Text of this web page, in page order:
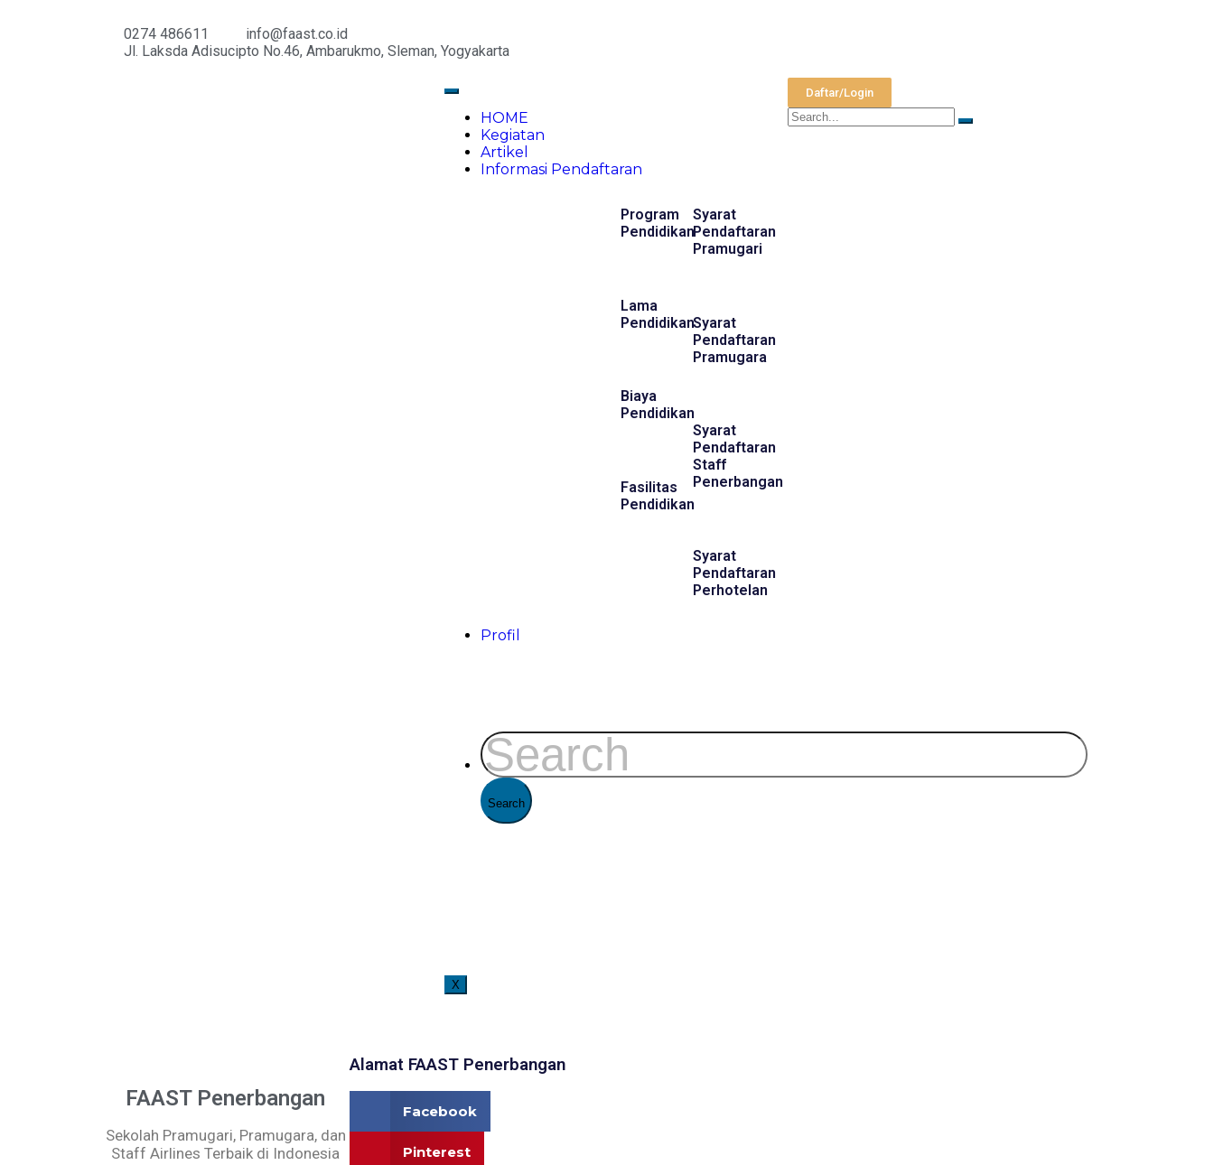
0274 486611
info@faast.co.id
Jl. Laksda Adisucipto No.46, Ambarukmo, Sleman, Yogyakarta
HOME
Kegiatan
Artikel
Informasi Pendaftaran
Program
Pendidikan
Lama
Pendidikan
Biaya
Pendidikan
Fasilitas
Pendidikan
Syarat
Pendaftaran
Pramugari
Syarat
Pendaftaran
Pramugara
Syarat
Pendaftaran
Staff
Penerbangan
Syarat
Pendaftaran
Perhotelan
Profil
X
Daftar/Login
FAAST Penerbangan
Sekolah Pramugari, Pramugara, dan
Staff Airlines Terbaik di Indonesia
Alamat FAAST Penerbangan
Facebook
Pinterest